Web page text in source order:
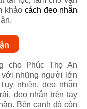
khảocách đeo nhẫn
cho Phúc Thọ An
với những người lớn
nhiên, đeo nhẫn
đeo nhẫn trên tay
Bên cạnh đó còn